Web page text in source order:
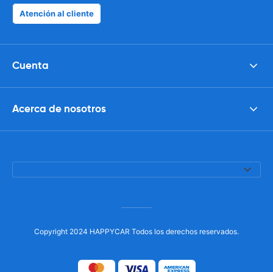
Atención al cliente
Cuenta
Acerca de nosotros
Copyright 2024 HAPPYCAR Todos los derechos reservados.